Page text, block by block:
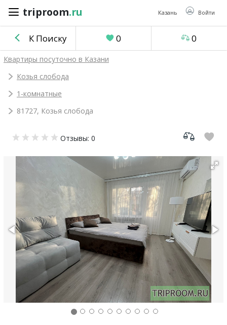
triproom.ru Казань Войти
triproom .ru
Российский
Войти / Зарегистрироваться
объявление
К Поиску 0 0
Квартиры посуточно в Казани
Козья слобода
1-комнатные
81727, Козья слобода
Отзывы: 0